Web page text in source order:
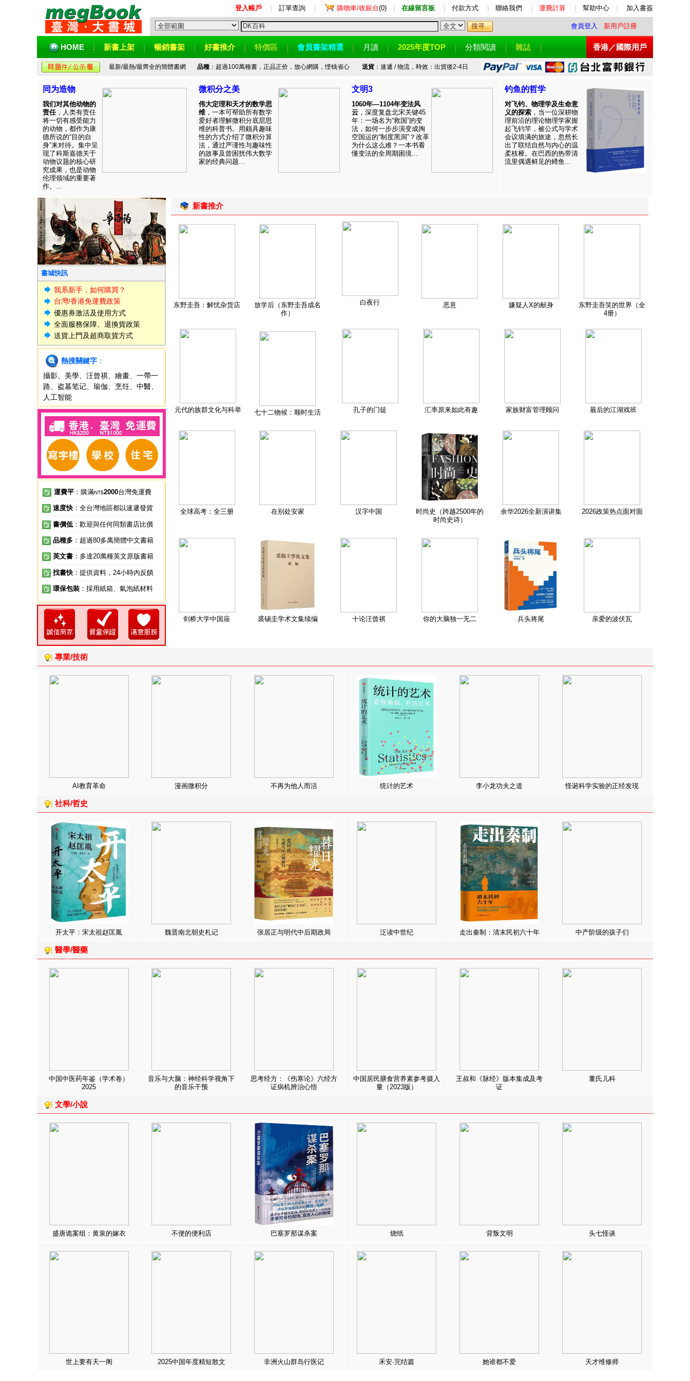
登入帳戶 訂單查詢 購物車/收銀台(0) 在線留言板 付款方式 聯絡我們 運費計算 幫助中心 加入書簽
會員登入 新用戶註冊
HOME 新書上架 暢銷書架 好書推介 特價區 會員書架精選 月讀 2025年度TOP 分類閱讀 雜誌 香港／國際用戶
最新/最熱/最齊全的簡體書網 品種：超過100萬種書，正品正价，放心網購，悭钱省心 送貨：速遞 / 物流，時效：出貨後2-4日
同为造物
我们对其他动物的
责任，人类有责任
将一切有感受能力
的动物，都作为康
德所说的“目的自
身”来对待。集中呈
现了科斯嘉德关于
动物议题的核心研
究成果，也是动物
伦理领域的重要著
作。...
微积分之美
伟大定理和天才的数学思
维 ，一本可帮助所有数学
爱好者理解微积分底层思
维的科普书。用颇具趣味
性的方式介绍了微积分算
法，通过严谨性与趣味性
的故事及曾困扰伟大数学
家的经典问题...
文明3
1060年—1104年变法风
云 ，深度复盘北宋关键45
年：一场名为“救国”的变
法，如何一步步演变成掏
空国运的“制度黑洞”？改革
为什么这么难？一本书看
懂变法的全周期困境...
钓鱼的哲学
对飞钓、物理学及生命意
义的探索 ，当一位深耕物
理前沿的理论物理学家握
起飞钓竿，被公式与学术
会议填满的旅途，忽然长
出了联结自然与内心的温
柔枝桠。在巴西的热带清
流里偶遇鲜见的鳟鱼...
書城快訊
我系新手，如何購買？
台灣/香港免運費政策
優惠券激活及使用方式
全面服務保障、退換貨政策
送貨上門及超商取貨方式
熱搜關鍵字 ：
攝影
美學 汪曾祺 繪畫
一帶一
路
盗墓笔记 瑜伽 烹饪 中醫
人工智能
運費平 ：購滿NT$2000台灣免運費
速度快 ：全台灣地區都以速遞發貨
書價低 ：歡迎與任何同類書店比價
品種多 ：超過80多萬簡體中文書籍
英文書 ：多達20萬種英文原版書籍
找書快 ：提供資料，24小時內反饋
環保包裝 ：採用紙箱、氣泡紙材料
新書推介
东野圭吾：解忧杂货店
放学后（东野圭吾成名
作）
白夜行 恶意 嫌疑人X的献身
东野圭吾笑的世界（全
4册）
元代的族群文化与科举 七十二物候：顺时生活 孔子的门徒 汇率原来如此有趣 家族财富管理顾问 最后的江湖戏班
全球高考：全三册 在别处安家 汉字中国
时尚史（跨越2500年的
时尚史诗）
余华2026全新演讲集 2026政策热点面对面
剑桥大学中国庙 裘锡圭学术文集续编 十论汪曾祺 你的大脑独一无二 兵头将尾 亲爱的波伏瓦
專業/技術
AI教育革命 漫画微积分 不再为他人而活 统计的艺术 李小龙功夫之道 怪诞科学实验的正经发现
社科/哲史
开太平：宋太祖赵匡胤 魏晋南北朝史札记 张居正与明代中后期政局 泛读中世纪 走出秦制：清末民初六十年 中产阶级的孩子们
醫學/醫藥
中国中医药年鉴（学术卷）
2025
音乐与大脑：神经科学视角下
的音乐干预
思考经方：《伤寒论》六经方
证病机辨治心悟
中国居民膳食营养素参考摄入
量（2023版）
王叔和《脉经》版本集成及考
证
董氏儿科
文學/小說
盛唐诡案组：黄泉的嫁衣 不便的便利店 巴塞罗那谋杀案 烧纸 背叛文明 头七怪谈
世上要有天一阁 2025中国年度精短散文 非洲火山群岛行医记 禾安·完结篇 她谁都不爱 天才维修师